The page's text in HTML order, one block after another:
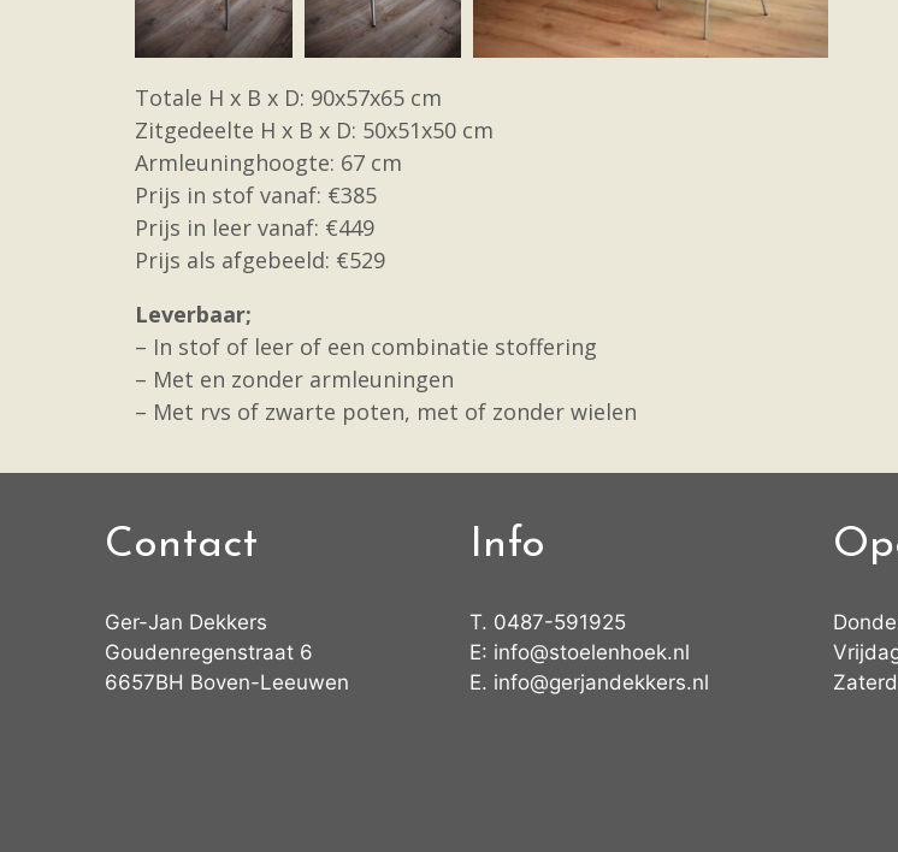
Totale H x B x D: 90x57x65 cm
Zitgedeelte H x B x D: 50x51x50 cm
Armleuninghoogte: 67 cm
Prijs in stof vanaf: €385
Prijs in leer vanaf: €449
Prijs als afgebeeld: €529
Leverbaar;
– In stof of leer of een combinatie stoffering
– Met en zonder armleuningen
– Met rvs of zwarte poten, met of zonder wielen
Contact
Ger-Jan Dekkers
Goudenregenstraat 6
6657BH Boven-Leeuwen
Info
T. 0487-591925
E: info@stoelenhoek.nl
E. info@gerjandekkers.nl